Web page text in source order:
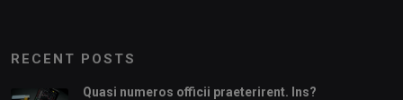
RECENT POSTS
Quasi numeros officii praeterirent. Ins?